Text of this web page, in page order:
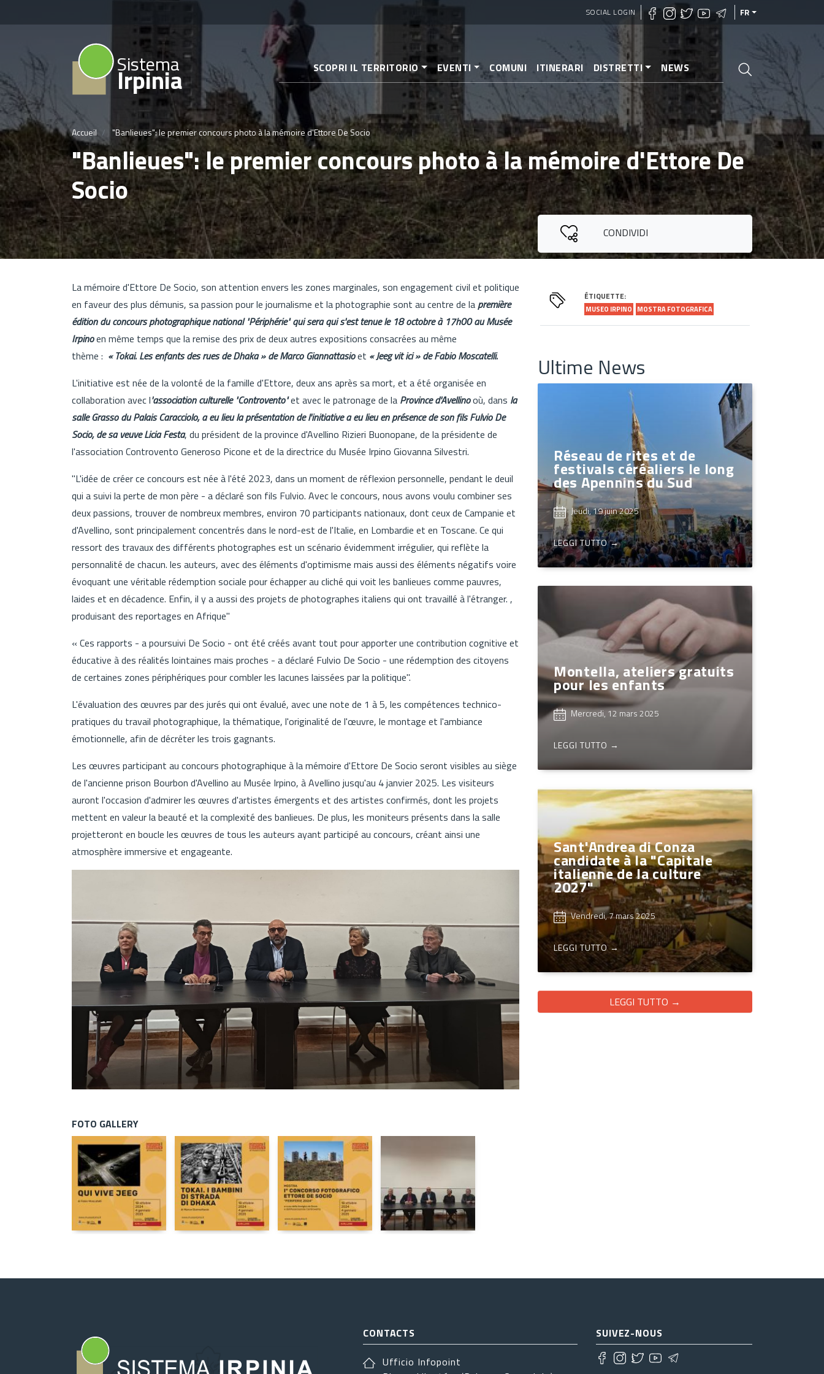
Aller
au
contenu
principal
SOCIAL LOGIN FR
Sistema
Irpinia SCOPRI IL TERRITORIO EVENTI COMUNI ITINERARI DISTRETTI NEWS
Accueil "Banlieues": le premier concours photo à la mémoire d'Ettore De Socio
"Banlieues": le premier concours photo à la mémoire d'Ettore De
Socio
La mémoire d'Ettore De Socio, son attention envers les zones marginales, son engagement civil et politique
en faveur des plus démunis, sa passion pour le journalisme et la photographie sont au centre de lapremière
édition du concours photographique national "Périphérie" qui sera qui s'est tenue le 18 octobre à 17h00 au Musée
Irpinoen même temps que la remise des prix de deux autres expositions consacrées au même
thème : « Tokai. Les enfants des rues de Dhaka » de Marco Giannattasioet « Jeeg vit ici » de Fabio Moscatelli.
L'initiative est née de la volonté de la famille d'Ettore, deux ans après sa mort, et a été organisée en
collaboration avec l'association culturelle "Controvento"et avec le patronage de la Province d'Avellinooù, dans la
salle Grasso du Palais Caracciolo, a eu lieu la présentation de l'initiative a eu lieu en présence de son fils Fulvio De
Socio, de sa veuve Licia Festa, du président de la province d'Avellino Rizieri Buonopane, de la présidente de
l'association Controvento Generoso Picone et de la directrice du Musée Irpino Giovanna Silvestri.
"L'idée de créer ce concours est née à l'été 2023, dans un moment de réflexion personnelle, pendant le deuil
qui a suivi la perte de mon père - a déclaré son fils Fulvio. Avec le concours, nous avons voulu combiner ses
deux passions, trouver de nombreux membres, environ 70 participants nationaux, dont ceux de Campanie et
d'Avellino, sont principalement concentrés dans le nord-est de l'Italie, en Lombardie et en Toscane. Ce qui
ressort des travaux des différents photographes est un scénario évidemment irrégulier, qui reflète la
personnalité de chacun. les auteurs, avec des éléments d'optimisme mais aussi des éléments négatifs voire
évoquant une véritable rédemption sociale pour échapper au cliché qui voit les banlieues comme pauvres,
laides et en décadence. Enfin, il y a aussi des projets de photographes italiens qui ont travaillé à l'étranger. ,
produisant des reportages en Afrique"
« Ces rapports - a poursuivi De Socio - ont été créés avant tout pour apporter une contribution cognitive et
éducative à des réalités lointaines mais proches - a déclaré Fulvio De Socio - une rédemption des citoyens
de certaines zones périphériques pour combler les lacunes laissées par la politique".
L'évaluation des œuvres par des jurés qui ont évalué, avec une note de 1 à 5, les compétences technico-
pratiques du travail photographique, la thématique, l'originalité de l'œuvre, le montage et l'ambiance
émotionnelle, afin de décréter les trois gagnants.
Les œuvres participant au concours photographique à la mémoire d'Ettore De Socio seront visibles au siège
de l'ancienne prison Bourbon d'Avellino au Musée Irpino, à Avellino jusqu'au 4 janvier 2025. Les visiteurs
auront l'occasion d'admirer les œuvres d'artistes émergents et des artistes confirmés, dont les projets
mettent en valeur la beauté et la complexité des banlieues. De plus, les moniteurs présents dans la salle
projetteront en boucle les œuvres de tous les auteurs ayant participé au concours, créant ainsi une
atmosphère immersive et engageante.
FOTO GALLERY
CONDIVIDI
ÉTIQUETTE:
MUSEO IRPINO MOSTRA FOTOGRAFICA
Ultime News
Réseau de rites et de
festivals céréaliers le long
des Apennins du Sud
Jeudi, 19 juin 2025
LEGGI TUTTO →
Montella, ateliers gratuits
pour les enfants
Mercredi, 12 mars 2025
LEGGI TUTTO →
Sant'Andrea di Conza
candidate à la "Capitale
italienne de la culture
2027"
Vendredi, 7 mars 2025
LEGGI TUTTO →
LEGGI TUTTO →
CONTACTS
Ufficio Infopoint
SUIVEZ-NOUS